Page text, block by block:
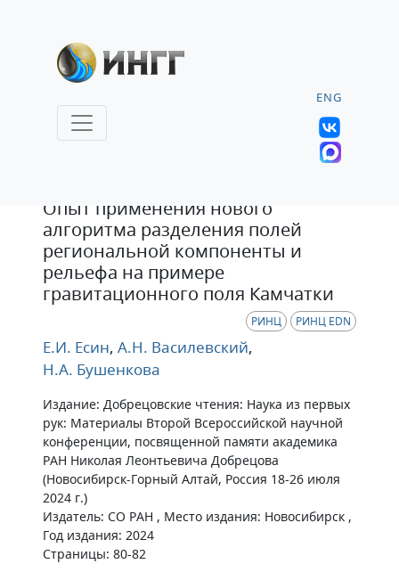
ENG
Опыт применения нового
алгоритма разделения полей
региональной компоненты и
рельефа на примере
гравитационного поля Камчатки
РИНЦ РИНЦ EDN
Е.И. Есин, А.Н. Василевский,
Н.А. Бушенкова
Издание: Добрецовские чтения: Наука из первых
рук: Материалы Второй Всероссийской научной
конференции, посвященной памяти академика
РАН Николая Леонтьевича Добрецова
(Новосибирск-Горный Алтай, Россия 18-26 июля
2024 г.)
Издатель: СО РАН , Место издания: Новосибирск ,
Год издания: 2024
Страницы: 80-82